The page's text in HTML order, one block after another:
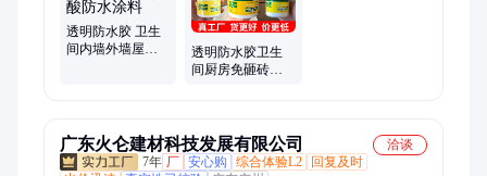
液体卷材防水涂料、金属屋面防水涂料、合成高分子防水涂料、
丁基防水胶带、聚乙烯丙纶防水卷材、强力交叉膜反应粘防水卷
材、聚合物水泥基js防水涂料、弹性体改性沥青防水卷材、自粘
聚合物改性沥青防水卷材、塑性体App防水卷材、湿铺防水卷
透明防水胶 卫生
间内墙外墙屋顶
透明防水胶卫生
间厨房免砸砖防
广东火仑建材科技发展有限公司
洽谈
7年 厂 安心购 综合体验L2
回复及时